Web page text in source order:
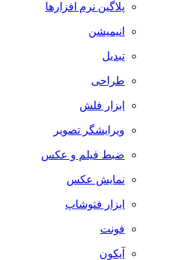
پلاگین نرم افزارها
انیمیشن
تبدیل
طراحی
ابزار فلش
ویرایشگر تصویر
ضبط فيلم و عكس
نمایش عکس
ابزار فتوشاپ
فونت
آیکون